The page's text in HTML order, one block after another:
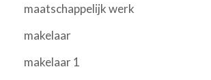
maatschappelijk werk
makelaar
makelaar 1